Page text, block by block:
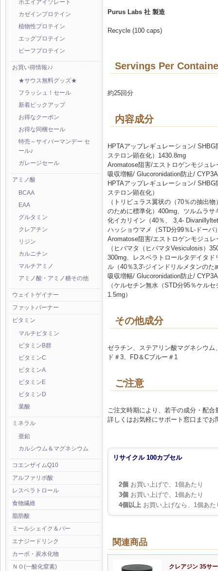
ホエイアイソレート
カゼインプロテイン
植物性プロテイン
エッグプロテイン
ビーフプロテイン
お買い得情報♪♪
★サウス無料グッズ★
フラッシュ！セール
新着ピックアップ
お得なクーポン
お得な同梱セール
特売～サイバーマンデー セ
ール♪
ガレージセール
アミノ酸
BCAA
EAA
グルタミン
クレアチン
リジン
カルニチン
マルチアミノ
アミノ酸・アミノ糖その他
ウェイトゲイナー
ファットバーナー
ビタミン
マルチビタミン
ビタミンB群
ビタミンC
ビタミンA
ビタミンE
ビタミンD
葉酸
ミネラル
亜鉛
カルシウム＆マグネシウム
コエンザイムQ10
アルファリポ酸
レスベラトロール
食物繊維
脂肪酸
ミールシェイク＆バー
エナジードリンク
カーボ・炭水化物
ＮＯ(一酸化窒素)
Purus Labs 社 製造
Recycle (100 caps)
Servings Per
約25回分
内容成分
HPTAアップレギュレーション/
ステロン顕在化）1430.8mg
Aromatose阻害/エストロゲンモジュ
吸収増幅/ Glucoronidation防止/
HPTAアップレギュレーション/
ステロン顕在化）
（トリビュラス翼状の（70％の抽出
のために標準化）400mg、ツルムラ
化イカリイン（40％、 3,4-
ハッショウマメ（STD分99％L-ドーパ
Aromatose阻害/エストロゲンモジュ
（ヒバマタ（ヒバマタVesiculosis）
300mg、レスベラトロールタデイタ
ル（40％3,3'-ジインドリルメタンのた
吸収増幅/ Glucoronidation防止/
（ケルセチン無水（STD分95％ケル
1.5mg）
その他成分
ゼラチン、ステアリン酸マグネシウ
ド＃3、FD＆Cブルー＃1
ご注意
ご注文時期により、若干の成分・配合
詳しくはお気軽にサポート窓口までお
リサイクル 100カプセル
2個 お買い上げで、1個あたり
3個 お買い上げで、1個あたり
4個以上 お買い上げなら、1個あた
関連商品
クレアジン 35サ